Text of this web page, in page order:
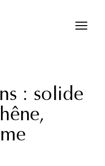
: solide